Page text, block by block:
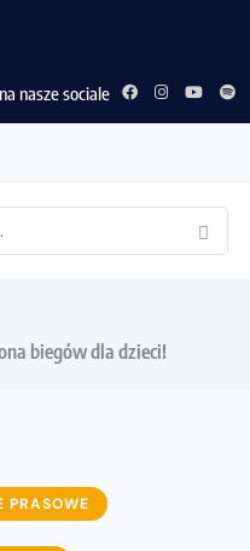
nasze sociale
biegów dla dzieci!
PRASOWE